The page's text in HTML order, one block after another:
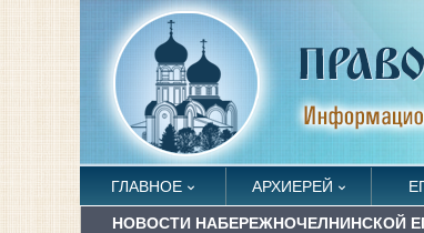
ГЛАВНОЕ АРХИЕРЕЙ
НОВОСТИ НАБЕРЕЖНОЧЕЛНИНСКОЙ